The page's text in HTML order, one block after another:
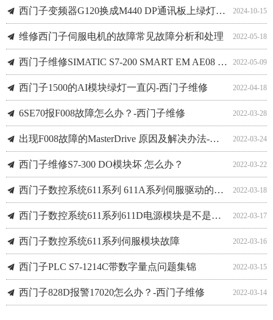
2024-10-15
끔
2022-05-18
끔 维修西门子伺服电机的故障常见故障分析和处理
2022-05-09
끔
2022-04-18
끔 西门子1500的AI模块绿灯一直闪-西门子维修
2022-03-28
끔 6SE70报F008故障怎么办？-西门子维修
2022-03-24
끔
2022-03-22
끔 西门子维修S7-300 DO模块坏 怎么办？
2022-03-18
끔
2022-03-17
끔
2022-03-16
끔 西门子数控系统611系列伺服模块故障
2022-03-15
끔 西门子PLC S7-1214C带数字量点问题集锦
2022-03-14
끔 西门子828D报警17020怎么办？-西门子维修